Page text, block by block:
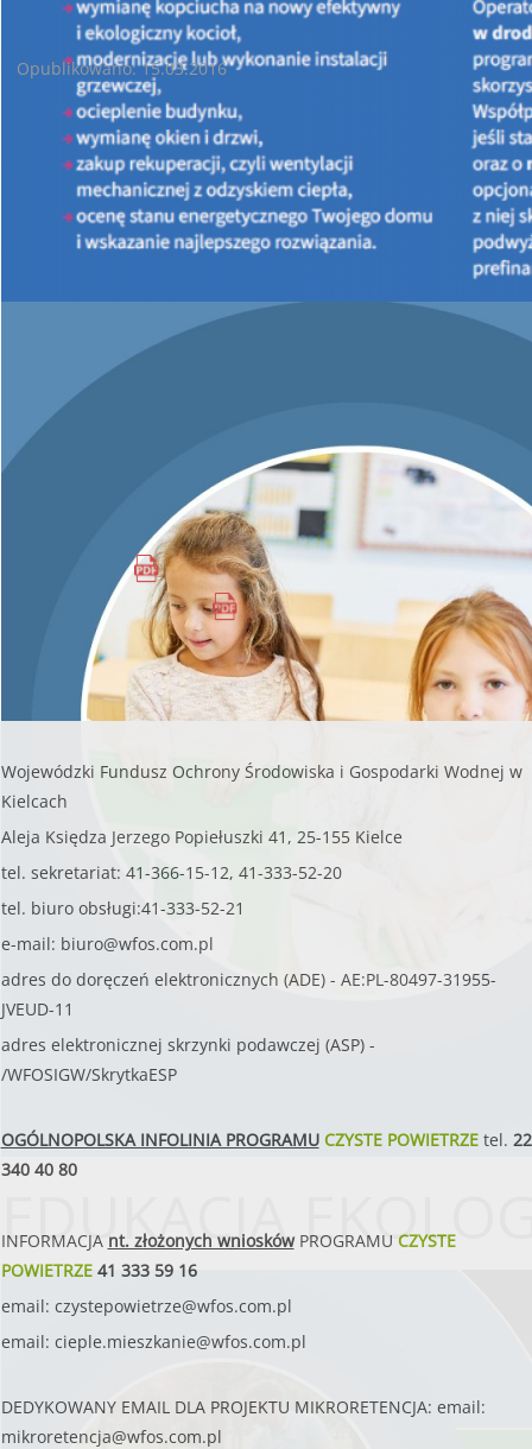
EDUKACJA
XIX Międzynarodowe targi Energetyki i Elektrotechniki
Opublikowano: 15.03.2016
Wojewódzki Fundusz Ochrony Środowiska i Gospodarki
Wodnej w Kielcach z przyjemnością zaprasza do odwiedzenia
w dniach 30-31 marca 2016 r. w ramach
XIX.
Międzynarodowych Targów Energetyki i Elektrotechniki, XIV.
Targów Odnawialnych Źródeł Energii ENEX Nowa Energia
naszego stoiska, które będzie obsługiwane przez doradców
energetycznych. Postarają się oni odpowiedzieć na Państwa
pytania związane z gospodarką niskoemisyjną.
Informujemy również, że w dniu
się konferencja, którą współorganizujemy ze Świętokrzyskim
„W TROSCE O KLIMAT- EFEKTYWNOŚĆ ENERGETYCZNA,
ENERGIA ZE ŹRÓDEŁ ODNAWIALNYCH. DOŚWIADCZENIA ORAZ
MOŻLIWOŚCI ROZWOJU W NOWEJ PERSPEKTYWIE”.
INFORMACJA
AGENDA KONFERENCJI
TARGI KIELCE
Wojewódzki Fundusz Ochrony Środowiska i Gospodarki Wodnej w
Kielcach
Aleja Księdza Jerzego Popiełuszki 41, 25-155 Kielce
tel. sekretariat: 41-366-15-12, 41-333-52-20
tel. biuro obsługi:41-333-52-21
e-mail: biuro@wfos.com.pl
adres do doręczeń elektronicznych (ADE) - AE:PL-80497-31955-
JVEUD-11
adres elektronicznej skrzynki podawczej (ASP) -
/WFOSIGW/SkrytkaESP
OGÓLNOPOLSKA INFOLINIA PROGRAMUCZYSTE POWIETRZEtel. 22
340 40 80
INFORMACJA nt. złożonych wnioskówPROGRAMU CZYSTE
POWIETRZE41 333 59 16
email: czystepowietrze@wfos.com.pl
email: cieple.mieszkanie@wfos.com.pl
DEDYKOWANY EMAIL DLA PROJEKTU MIKRORETENCJA: email:
mikroretencja@wfos.com.pl